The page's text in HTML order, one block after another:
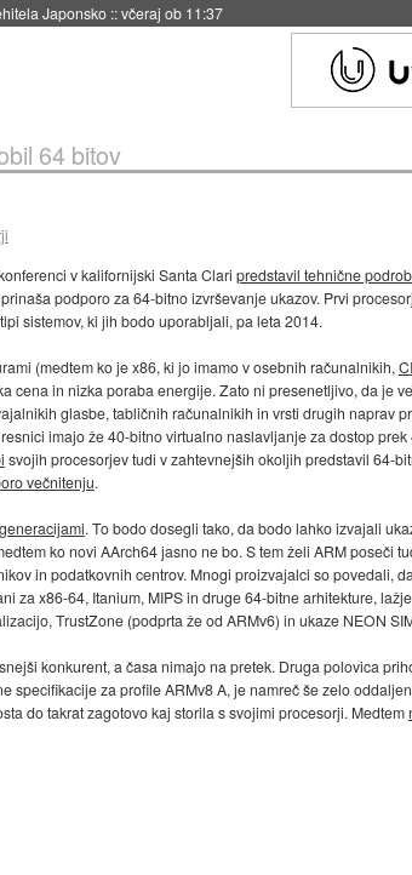
Japonsko ::včeraj ob 11:37
64 bitov
v kalifornijski Santa Clari predstavil tehnične
podporo za 64-bitno izvrševanje ukazov. Prvi
sistemov, ki jih bodo uporabljali, pa leta 2014.
(medtem ko je x86, ki jo imamo v osebnih računalnikih,
cena in nizka poraba energije. Zato ni presenetljivo, da je
glasbe, tabličnih računalnikih in vrsti drugih naprav
imajo že 40-bitno virtualno naslavljanje za dostop prek
svojih procesorjev tudi v zahtevnejših okoljih predstavil 64-
večnitenju.
. To bodo dosegli tako, da bodo lahko izvajali
ko novi AArch64 jasno ne bo. S tem želi ARM poseči
in podatkovnih centrov. Mnogi proizvajalci so povedali,
za x86-64, Itanium, MIPS in druge 64-bitne arhitekture,
TrustZone (podprta že od ARMv6) in ukaze NEON
konkurent, a časa nimajo na pretek. Druga polovica
specifikacije za profile ARMv8 A, je namreč še zelo
do takrat zagotovo kaj storila s svojimi procesorji. Medtem